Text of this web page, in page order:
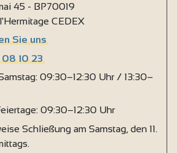
45 - BP70019
CEDEX
Sie uns
08 10 23
09:30–12:30 Uhr / 13:30–
09:30–12:30 Uhr
Schließung am Samstag, den 11.